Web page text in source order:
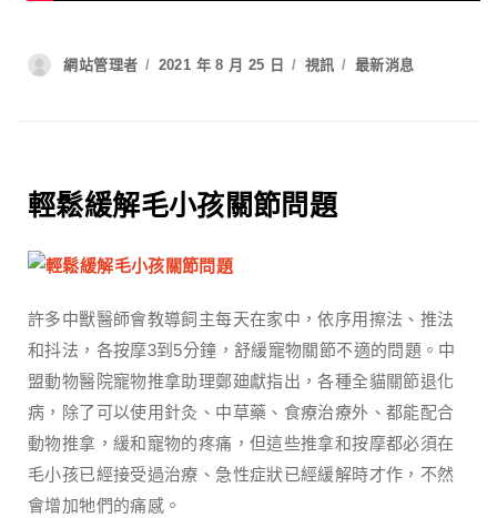
網站管理者 2021 年 8 月 25 日 視訊 最新消息
輕鬆緩解毛小孩關節問題
許多中獸醫師會教導飼主每天在家中，依序用擦法、推法
和抖法，各按摩3到5分鐘，舒緩寵物關節不適的問題。中
盟動物醫院寵物推拿助理鄭廸獻指出，各種全貓關節退化
病，除了可以使用針灸、中草藥、食療治療外、都能配合
動物推拿，緩和寵物的疼痛，但這些推拿和按摩都必須在
毛小孩已經接受過治療、急性症狀已經緩解時才作，不然
會增加牠們的痛感。